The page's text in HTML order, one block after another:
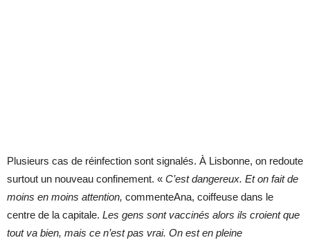
Plusieurs cas de réinfection sont signalés. À Lisbonne, on redoute
surtout un nouveau confinement. « C’est dangereux. Et on fait de
moins en moins attention, commenteAna, coiffeuse dans le
centre de la capitale. Les gens sont vaccinés alors ils croient que
tout va bien, mais ce n’est pas vrai. On est en pleine